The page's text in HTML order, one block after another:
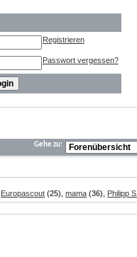
Registrieren
Passwort vergessen?
Gehe zu:
Europascout (25),mama (36), Philipp S.